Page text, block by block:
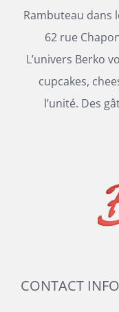
Rambuteau dans
62 rue
L’univers Berko
cupcakes,
l’unité. Des
CONTACT